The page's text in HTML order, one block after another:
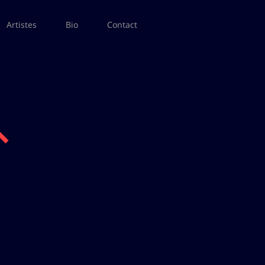
Artistes Bio Contact